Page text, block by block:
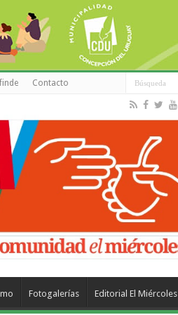
Contacto
Fotogalerías Editorial El Miércoles